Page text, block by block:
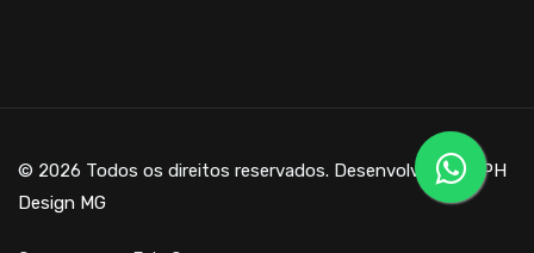
© 2026 Todos os direitos reservados. Desenvolvido por
PH
Design MG